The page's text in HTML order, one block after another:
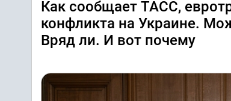
Как сообщает ТАСС,
конфликта на Украине.
Вряд ли. И вот почему